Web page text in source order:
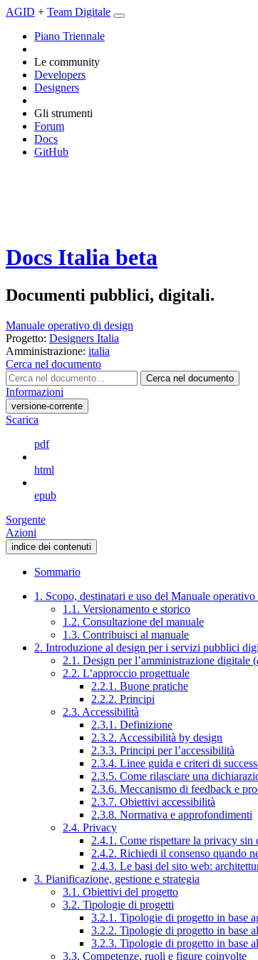
AGID + Team Digitale
Piano Triennale
Le community
Developers
Designers
Gli strumenti
Forum
Docs
GitHub
Docs Italia beta
Documenti pubblici, digitali.
Manuale operativo di design
Progetto: Designers Italia
Amministrazione: italia
Cerca nel documento
Cerca nel documento
Informazioni
versione-corrente
Scarica
pdf
html
epub
Sorgente
Azioni
indice dei contenuti
Sommario
1. Scopo, destinatari e uso del Manuale operativo
1.1. Versionamento e storico
1.2. Consultazione del manuale
1.3. Contribuisci al manuale
2. Introduzione al design per i servizi pubblici
2.1. Design per l’amministrazione digitale (
2.2. L’approccio progettuale
2.2.1. Buone pratiche
2.2.2. Principi
2.3. Accessibilità
2.3.1. Definizione
2.3.2. Accessibilità by design
2.3.3. Principi per l’accessibilità
2.3.4. Linee guida e criteri di
2.3.5. Come rilasciare una
2.3.6. Meccanismo di feedback e
2.3.7. Obiettivi accessibilità
2.3.8. Normativa e approfondimenti
2.4. Privacy
2.4.1. Come rispettare la privacy
2.4.2. Richiedi il consenso quando
2.4.3. Le basi del sito web:
3. Pianificazione, gestione e strategia
3.1. Obiettivi del progetto
3.2. Tipologie di progetti
3.2.1. Tipologie di progetto in base
3.2.2. Tipologie di progetto in base
3.2.3. Tipologie di progetto in base
3.3. Competenze, ruoli e figure coinvolte